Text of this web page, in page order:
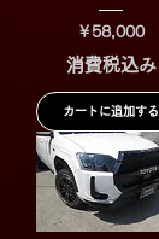
価格
￥58,000
消費税込み
カートに追加する